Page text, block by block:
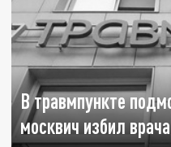
В травмпункте
москвич избил врача